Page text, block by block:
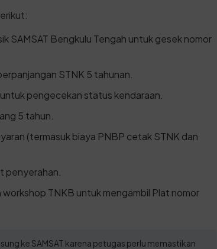
SAMSAT Bengkulu Tengah untuk gesek nomor
STNK 5 tahunan.
pengecekan status kendaraan.
5 tahun.
(termasuk biaya PNBP cetak STNK dan
penyerahan.
TNKB untuk mengambil Plat nomor
ke SAMSAT karena petugas perlu memastikan